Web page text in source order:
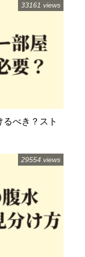
べき？スト
33161 views
29554 views